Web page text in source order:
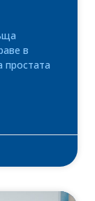
в
простата